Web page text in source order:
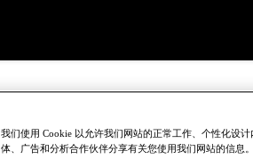
我们使用 Cookie 以允许我们网站的正常工作、个性化设
体、广告和分析合作伙伴分享有关您使用我们网站的信息。